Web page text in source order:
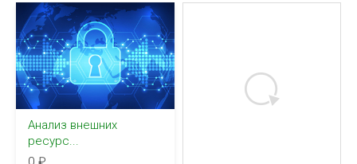
Анализ внешних
ресурс...